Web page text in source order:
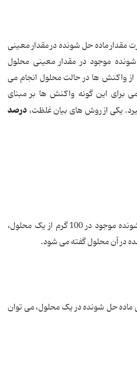
مقدار ماده حل شونده در مقدار معینی
موجود در مقدار معینی محلول
واکنش ها در حالت محلول انجام می
برای این گونه واکنش ها بر مبنای
یکی از روش های بیان غلظت، درصد
به مقدار گرم ماده حل شونده موجود در 100 گرم از یک محلول،
در آن محلول گفته می شود.
حل شونده در یک محلول، می توان